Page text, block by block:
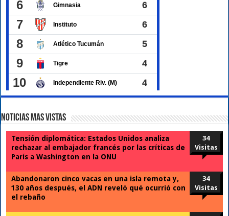
Noticias Mas Vistas
Tensión diplomática: Estados Unidos analiza
rechazar al embajador francés por las críticas de
París a Washington en la ONU
34
Visitas
Abandonaron cinco vacas en una isla remota y,
130 años después, el ADN reveló qué ocurrió con
el rebaño
34
Visitas